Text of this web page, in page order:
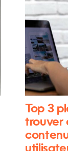
Top 3
trouver